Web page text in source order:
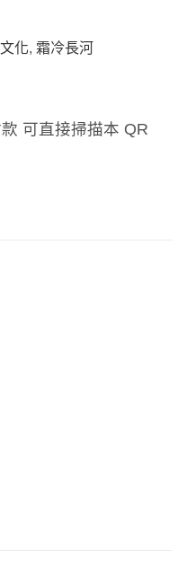
化, 霜冷長河
可直接掃描本 QR